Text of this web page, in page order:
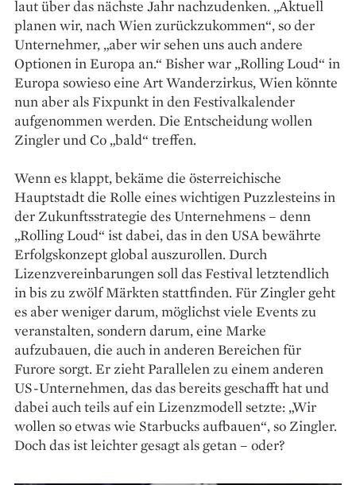
laut über das nächste Jahr nachzudenken. „Aktuell
planen wir, nach Wien zurückzukommen“, so der
Unternehmer, „aber wir sehen uns auch andere
Optionen in Europa an.“ Bisher war „Rolling Loud“ in
Europa sowieso eine Art Wanderzirkus, Wien könnte
nun aber als Fixpunkt in den Festivalkalender
aufgenommen werden. Die Entscheidung wollen
Zingler und Co „bald“ treffen.
Wenn es klappt, bekäme die österreichische
Hauptstadt die Rolle eines wichtigen Puzzlesteins in
der Zukunftsstrategie des Unternehmens – denn
„Rolling Loud“ ist dabei, das in den USA bewährte
Erfolgskonzept global auszurollen. Durch
Lizenzvereinbarungen soll das Festival letztendlich
in bis zu zwölf Märkten stattfinden. Für Zingler geht
es aber weniger darum, möglichst viele Events zu
veranstalten, sondern darum, eine Marke
aufzubauen, die auch in anderen Bereichen für
Furore sorgt. Er zieht Parallelen zu einem anderen
US-Unternehmen, das das bereits geschafft hat und
dabei auch teils auf ein Lizenzmodell setzte: „Wir
wollen so etwas wie Starbucks aufbauen“, so Zingler.
Doch das ist leichter gesagt als getan – oder?